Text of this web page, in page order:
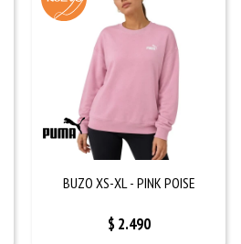
BUZO XS-XL - PINK POISE
$ 2.490